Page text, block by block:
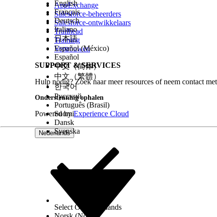
Zonder een periodieke back-up is er sprake van
(trapsgewijze gegevensbeschadiging) die wordt
Delete" (permanente verwijdering) via een Bulk-
Geschatte CVSS-scorebereik
Hoog (7,0–8,9).
Overwegingen bij risico-impact
Risico's nemen toe voor organisaties met
batchtaken.
Hoger risico wanneer
Gevoelige gegevens worden zonder back-up
Laag of geen risico wanneer
AppExchange
Salesforce-beheerders
Salesforce-ontwikkelaars
Trailhead
Training
Vertrouwen
SUPPORT & SERVICES
Hulp nodig? Zoek naar meer resources of neem contact
Ondersteuning ophalen
Powered byExperience Cloud
Nederlands
English
Français
Deutsch
Italiano
日本語
Español (México)
Español
中文（简体）
中文（繁體）
한국어
Русский
Português (Brasil)
Suomi
Dansk
Svenska
Select Org
Nederlands